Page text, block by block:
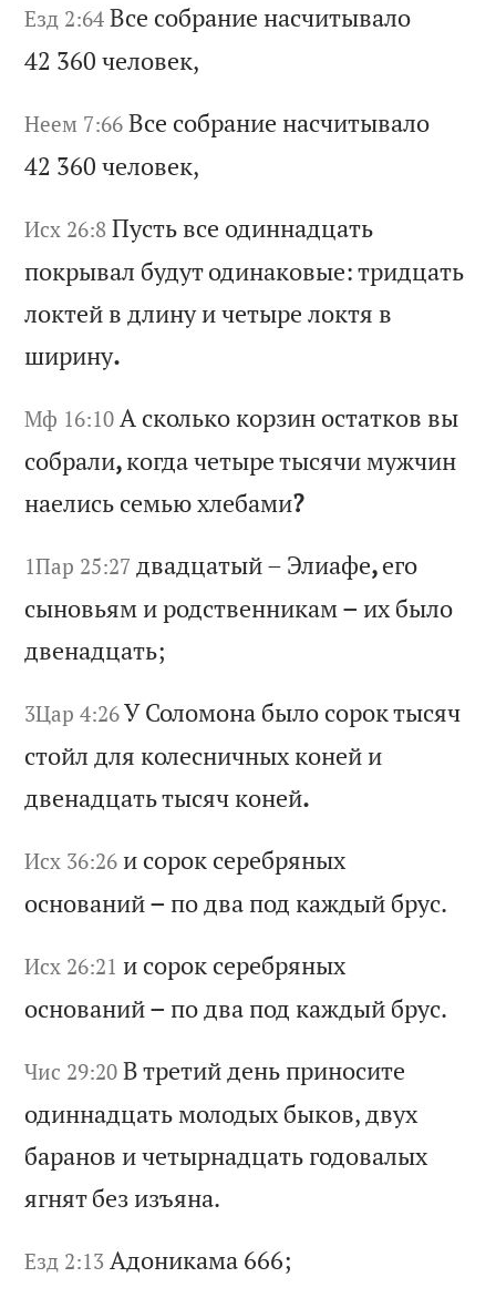
Езд 2:64 Все собрание насчитывало
42 360человек,
Неем 7:66 Все собрание насчитывало
42 360человек,
Исх 26:8 Пусть все одиннадцать
покрывал будутодинаковые:тридцать
локтей в длинуичетырелоктя в
ширину.
Мф 16:10 А сколько корзин остатков вы
собрали,когдачетыретысячимужчин
наелись семьюхлебами?
1Пар 25:27 двадцатый– Элиафе,его
сыновьям иродственникам– ихбыло
двенадцать;
3Цар 4:26УСоломона было сороктысяч
стойлдля колесничныхконей и
двенадцатьтысяч коней.
Исх 36:26 и сорок серебряных
оснований– подва под каждый брус.
Исх 26:21 и сорок серебряных
оснований– по два под каждый брус.
Чис 29:20 Втретий день приносите
одиннадцать молодых быков, двух
баранов ичетырнадцать годовалых
ягнятбез изъяна.
Езд 2:13 Адоникама 666;